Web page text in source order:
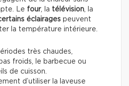
Le four, la télévision, la
éclairages peuvent
la température intérieure.
très chaudes,
froids, le barbecue ou
de cuisson.
d’utiliser la laveuse